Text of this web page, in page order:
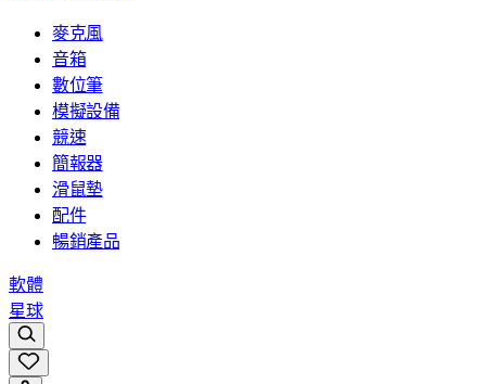
麥克風
音箱
數位筆
模擬設備
競速
簡報器
滑鼠墊
配件
暢銷產品
軟體
星球